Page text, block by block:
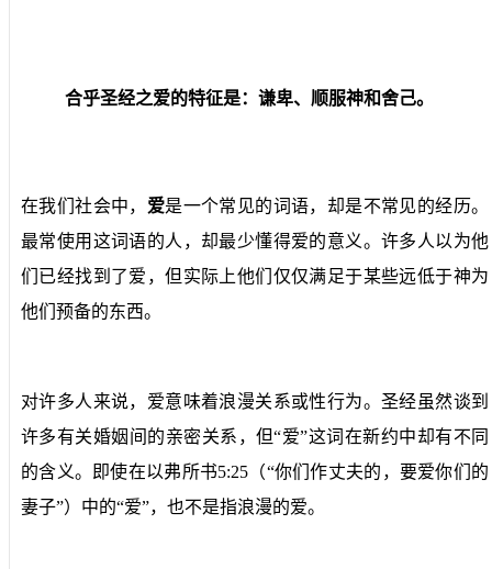
合乎圣经之爱的特征是：谦卑、顺服神和舍己。
在我们社会中， 爱是一个常见的词语，却是不常见的经历。
最常使用这词语的人，却最少懂得爱的意义。许多人以为他
们已经找到了爱，但实际上他们仅仅满足于某些远低于神为
他们预备的东西。
对许多人来说，爱意味着浪漫关系或性行为。圣经虽然谈到
许多有关婚姻间的亲密关系，但“爱”这词在新约中却有不同
的含义。即使在以弗所书5:25（“你们作丈夫的，要爱你们的
妻子”）中的“爱”，也不是指浪漫的爱。